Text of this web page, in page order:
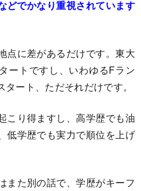
でかなり重視されています
点に差があるだけです。東大
ートですし、いわゆるFラン
ート、ただそれだけです。
こり得ますし、高学歴でも油
低学歴でも実力で順位を上げ
た別の話で、学歴がキーフ